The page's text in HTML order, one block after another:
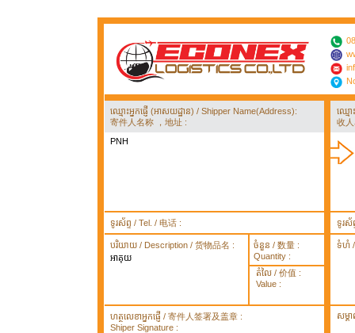
ឈ្មោះអ្នកផ្ញើ (អាសយដ្ឋាន) / Shipper Name(Address):
寄件人名称 ，地址 :
PNH
ឈ្មោ
收
ទូរស័ព្ទ / Tel. / 电话 : ទូរស័
បរិយាយ / Description / 货物品名 :
អាគុយ
ចំនួន / 数量 :
Quantity :
តំលៃ / 价值 :
Value :
ទំហំ /
ហត្ថលេខាអ្នកផ្ញើ / 寄件人签署及盖章 :
Shiper Signature :
សម្គ